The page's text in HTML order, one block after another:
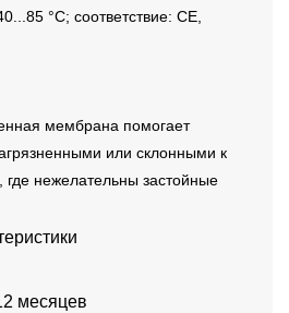
°C; соответствие: CE,
мембрана помогает
или склонными к
нежелательны застойные
месяцев